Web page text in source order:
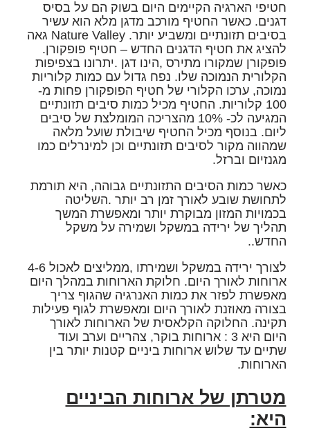
חטיפי הארגיה הקיימים היום בשוק הם על בסיס
דגנים. כאשר החטיף מורכב מדגן מלא הוא עשיר
בסיבים תזונתיים ומשביע יותר. Nature Valley גאה
להציג את חטיף הדגנים החדש – חטיף פופקורן.
פופקורן שמקורו מתירס ,הינו דגן .יתרונו בצפיפות
הקלורית הנמוכה שלו. נפח גדול עם כמות קלוריות
נמוכה, ערכו הקלורי של חטיף הפופקורן פחות מ-
100 קלוריות. החטיף מכיל כמות סיבים תזונתיים
המגיעה לכ- 10% מהצריכה המומלצת של סיבים
ליום. בנוסף מכיל החטיף שיבולת שועל מלאה
שמהווה מקור לסיבים תזונתיים וכן למינרלים כמו
מגנזיום וברזל.
כאשר כמות הסיבים התזונתיים גבוהה, היא תורמת
לתחושת שובע לאורך זמן רב יותר .השליטה
בכמויות המזון מבוקרת יותר ומאפשרת המשך
תהליך של ירידה במשקל ושמירה על משקל
החדש..
לצורך ירידה במשקל ושמירתו ,ממליצים לאכול 4-6
ארוחות לאורך היום. חלוקת הארוחות במהלך היום
מאפשרת לפזר את כמות האנרגיה שהגוף צריך
בצורה מאוזנת לאורך היום ומאפשרת לגוף פעילות
תקינה. החלוקה הקלאסית של הארוחות לאורך
היום היא 3 : ארוחות בוקר, צהריים וערב ועוד
שתיים עד שלוש ארוחות ביניים קטנות יותר בין
הארוחות.
מטרתן של ארוחות הביניים
היא: